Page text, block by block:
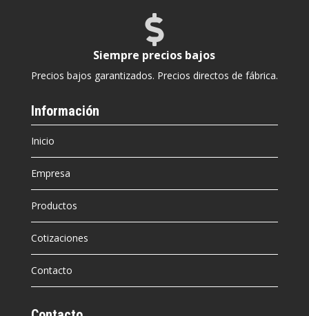

Siempre precios bajos
Precios bajos garantizados. Precios directos de fábrica.
Información
Inicio
Empresa
Productos
Cotizaciones
Contacto